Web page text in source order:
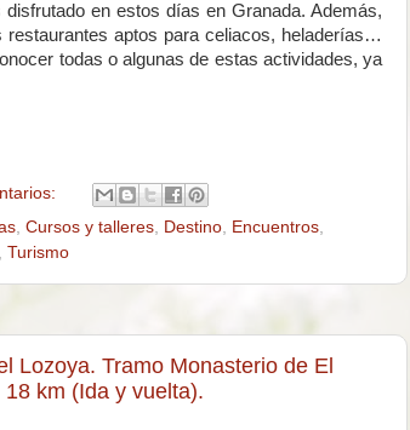
en estos días en Granada. Además,
aptos para celiacos, heladerías…
todas o algunas de estas actividades, ya
Cursos y talleres Destino Encuentros
Turismo
Lozoya. Tramo Monasterio de El
km (Ida y vuelta).